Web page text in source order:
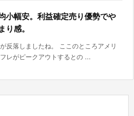
小幅安。利益確定売り優勢でや
り感。
反落しましたね。 ここのところアメリ
レがピークアウトするとの ...